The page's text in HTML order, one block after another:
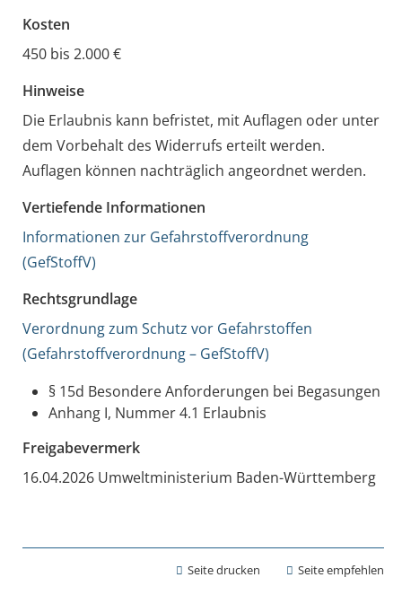
Kosten
450 bis 2.000 €
Hinweise
Die Erlaubnis kann befristet, mit Auflagen oder unter
dem Vorbehalt des Widerrufs erteilt werden.
Auflagen können nachträglich angeordnet werden.
Vertiefende Informationen
Informationen zur Gefahrstoffverordnung
(GefStoffV)
Rechtsgrundlage
Verordnung zum Schutz vor Gefahrstoffen
(Gefahrstoffverordnung – GefStoffV)
§ 15d Besondere Anforderungen bei Begasungen
Anhang I, Nummer 4.1 Erlaubnis
Freigabevermerk
16.04.2026 Umweltministerium Baden-Württemberg
Seite drucken Seite empfehlen